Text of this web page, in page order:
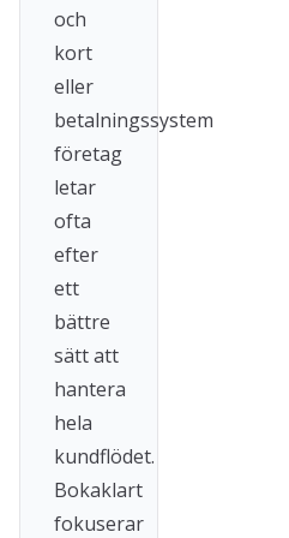
och
kort
eller
betalningssystem
företag
letar
ofta
efter
ett
bättre
sätt att
hantera
hela
kundflödet.
Bokaklart
fokuserar